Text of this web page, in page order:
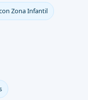
Zona Infantil